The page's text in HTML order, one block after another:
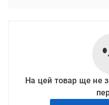
На цей товар ще не